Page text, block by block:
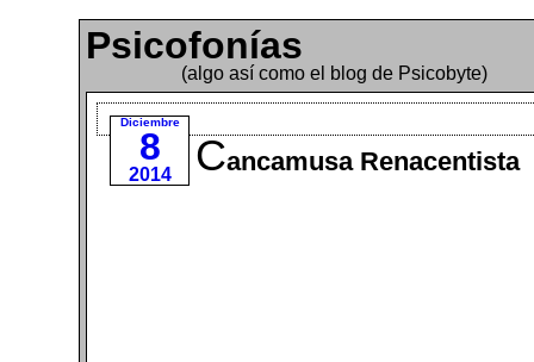
Psicofonías
(algo así como el blog de Psicobyte)
Diciembre
8
2014 Cancamusa Renacentista